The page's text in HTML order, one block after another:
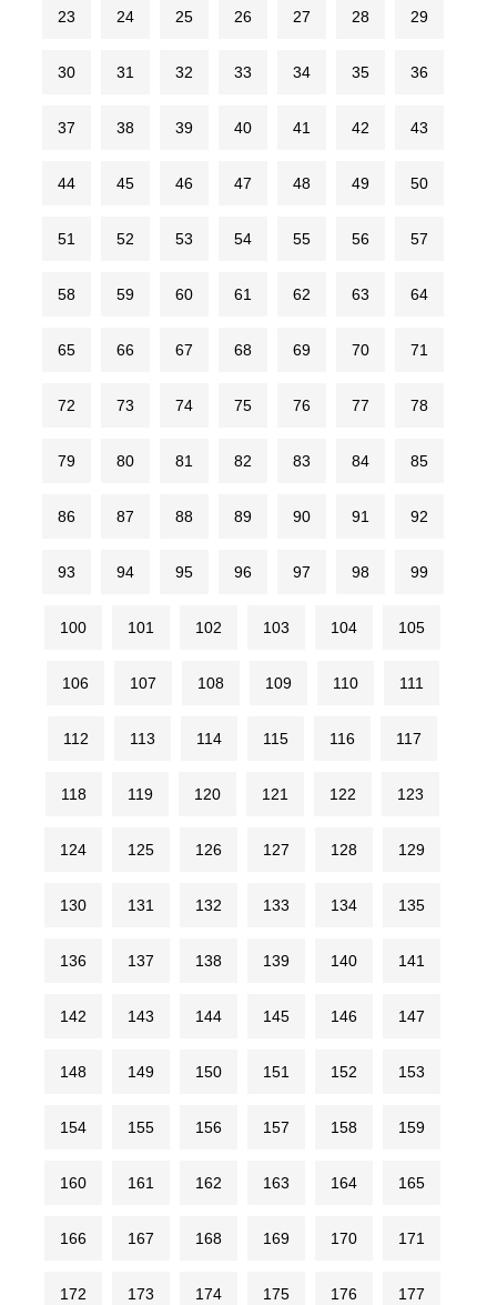
23 24 25 26 27 28 29
30 31 32 33 34 35 36
37 38 39 40 41 42 43
44 45 46 47 48 49 50
51 52 53 54 55 56 57
58 59 60 61 62 63 64
65 66 67 68 69 70 71
72 73 74 75 76 77 78
79 80 81 82 83 84 85
86 87 88 89 90 91 92
93 94 95 96 97 98 99
100 101 102 103 104 105
106 107 108 109 110 111
112 113 114 115 116 117
118 119 120 121 122 123
124 125 126 127 128 129
130 131 132 133 134 135
136 137 138 139 140 141
142 143 144 145 146 147
148 149 150 151 152 153
154 155 156 157 158 159
160 161 162 163 164 165
166 167 168 169 170 171
172 173 174 175 176 177